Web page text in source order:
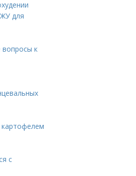
для
вопросы к
картофелем
с